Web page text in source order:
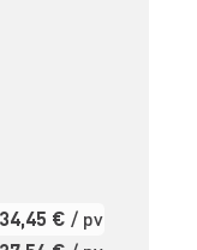
34,45 € / pv